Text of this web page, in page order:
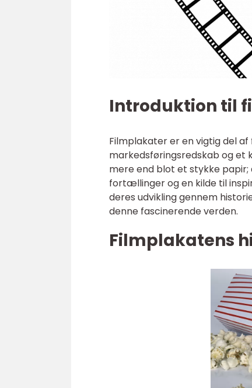
Introduktion til
Filmplakater er en vigtig del
markedsføringsredskab og et
mere end blot et stykke
fortællinger og en kilde til
deres udvikling gennem
denne fascinerende verden.
Filmplakatens